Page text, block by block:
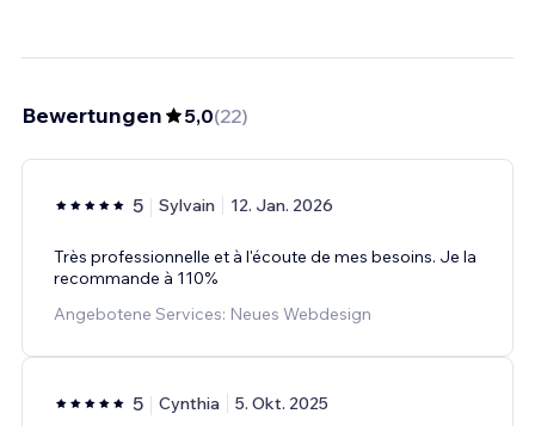
Bewertungen 5,0(22)
5 Sylvain 12. Jan. 2026
Très professionnelle et à l'écoute de mes besoins. Je la
recommande à 110%
Angebotene Services: Neues Webdesign
5 Cynthia 5. Okt. 2025